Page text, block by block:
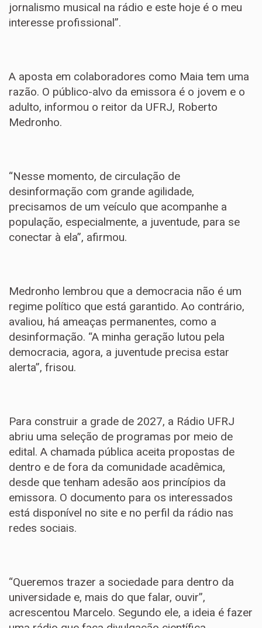
jornalismo musical na rádio e este hoje é o meu
interesse profissional”.
A aposta em colaboradores como Maia tem uma
razão. O público-alvo da emissora é o jovem e o
adulto, informou o reitor da UFRJ, Roberto
Medronho.
“Nesse momento, de circulação de
desinformação com grande agilidade,
precisamos de um veículo que acompanhe a
população, especialmente, a juventude, para se
conectar à ela”, afirmou.
Medronho lembrou que a democracia não é um
regime político que está garantido. Ao contrário,
avaliou, há ameaças permanentes, como a
desinformação. “A minha geração lutou pela
democracia, agora, a juventude precisa estar
alerta”, frisou.
Para construir a grade de 2027, a Rádio UFRJ
abriu uma seleção de programas por meio de
edital. A chamada pública aceita propostas de
dentro e de fora da comunidade acadêmica,
desde que tenham adesão aos princípios da
emissora. O documento para os interessados
está disponível no site e no perfil da rádio nas
redes sociais.
“Queremos trazer a sociedade para dentro da
universidade e, mais do que falar, ouvir”,
acrescentou Marcelo. Segundo ele, a ideia é fazer